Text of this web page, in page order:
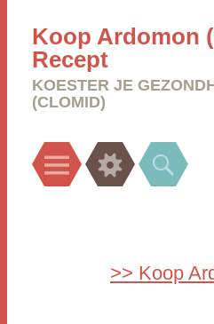
Koop Ardomon
Recept
KOESTER JE
(CLOMID)
Menu Widgets Search
>> Koop